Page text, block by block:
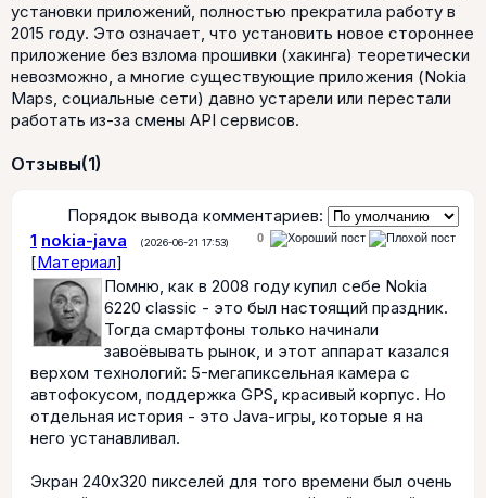
установки приложений, полностью прекратила работу в
2015 году. Это означает, что установить новое стороннее
приложение без взлома прошивки (хакинга) теоретически
невозможно, а многие существующие приложения (Nokia
Maps, социальные сети) давно устарели или перестали
работать из-за смены API сервисов.
Отзывы(1)
Порядок вывода комментариев:
0
1 nokia-java (2026-06-21 17:53)
[Материал]
Помню, как в 2008 году купил себе Nokia
6220 classic - это был настоящий праздник.
Тогда смартфоны только начинали
завоёвывать рынок, и этот аппарат казался
верхом технологий: 5-мегапиксельная камера с
автофокусом, поддержка GPS, красивый корпус. Но
отдельная история - это Java-игры, которые я на
него устанавливал.
Экран 240x320 пикселей для того времени был очень